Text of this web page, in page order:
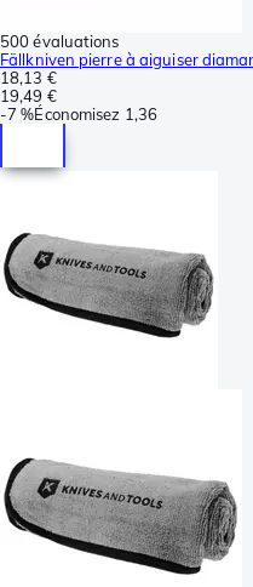
500 évaluations
Fällkniven pierre à aiguiser
18,13 €
19,49 €
-7 %Économisez 1,36